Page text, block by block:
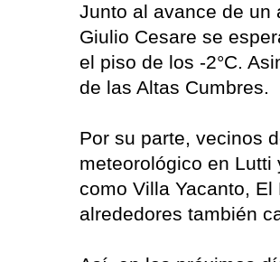
Junto al avance de un
Giulio Cesare se
el piso de los -2°C.
de las Altas Cumbres.
Por su parte, vecinos
meteorológico en Lutti
como Villa Yacanto,
alrededores también